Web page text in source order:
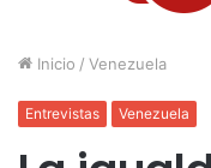
Inicio / Venezuela
Entrevistas Venezuela